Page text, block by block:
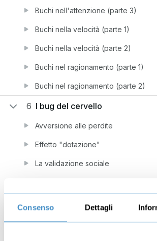
Consenso Dettagli
Buchi nell'attenzione (parte 3)
Buchi nella velocità (parte 1)
Buchi nella velocità (parte 2)
Buchi nel ragionamento (parte 1)
Buchi nel ragionamento (parte 2)
6 I bug del cervello
Avversione alle perdite
Effetto "dotazione"
La validazione sociale
Istruzioni per l'uso: essere